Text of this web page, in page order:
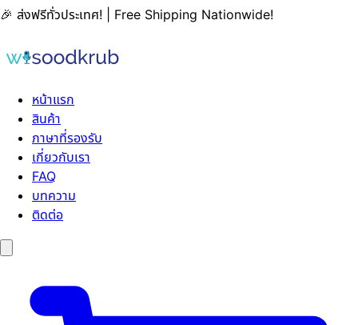
🎉 ส่งฟรีทั่วประเทศ! | Free Shipping Nationwide!
หน้าแรก
สินค้า
ภาษาที่รองรับ
เกี่ยวกับเรา
FAQ
บทความ
ติดต่อ